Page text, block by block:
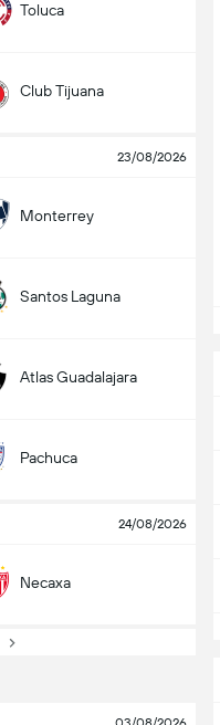
Toluca
Club Tijuana
23/08/2026
Monterrey
Santos Laguna
Atlas Guadalajara
Pachuca
24/08/2026
Necaxa